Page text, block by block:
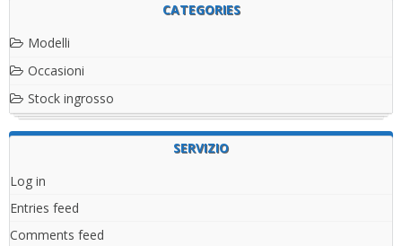
CATEGORIES
Modelli
Occasioni
Stock ingrosso
SERVIZIO
Log in
Entries feed
Comments feed